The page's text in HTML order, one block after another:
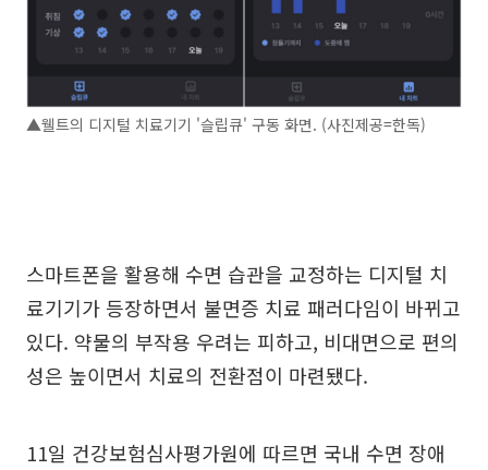
▲웰트의 디지털 치료기기 '슬립큐' 구동 화면. (사진제공=한독)
스마트폰을 활용해 수면 습관을 교정하는 디지털 치
료기기가 등장하면서 불면증 치료 패러다임이 바뀌고
있다. 약물의 부작용 우려는 피하고, 비대면으로 편의
성은 높이면서 치료의 전환점이 마련됐다.
11일 건강보험심사평가원에 따르면 국내 수면 장애